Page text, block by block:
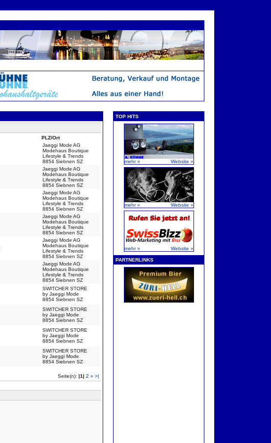
PLZ/Ort
Jaeggi Mode AG
Modehaus Boutique
Lifestyle & Trends
8854 Siebnen SZ
Jaeggi Mode AG
Modehaus Boutique
Lifestyle & Trends
8854 Siebnen SZ
Jaeggi Mode AG
Modehaus Boutique
Lifestyle & Trends
8854 Siebnen SZ
Jaeggi Mode AG
Modehaus Boutique
Lifestyle & Trends
8854 Siebnen SZ
Jaeggi Mode AG
Modehaus Boutique
Lifestyle & Trends
8854 Siebnen SZ
Jaeggi Mode AG
Modehaus Boutique
Lifestyle & Trends
8854 Siebnen SZ
SWITCHER STORE
by Jaeggi Mode
8854 Siebnen SZ
SWITCHER STORE
by Jaeggi Mode
8854 Siebnen SZ
SWITCHER STORE
by Jaeggi Mode
8854 Siebnen SZ
SWITCHER STORE
by Jaeggi Mode
8854 Siebnen SZ
Seite(n): |1| 2 » >|
TOP HITS
mehr » Website »
mehr » Website »
mehr » Website »
PARTNERLINKS